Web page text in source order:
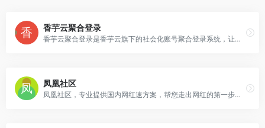
香芋云聚合登录
香芋云聚合登录是香芋云旗下的社会化账号聚合登录系统，让网站的最终用户可以一站式选择使用包括微信、微博、QQ、百度等多种社会化帐号登录该站点。简化用户注册登录过程
凤凰社区
凤凰社区，专业提供国内网红速方案，帮您走出网红的第一步，我们提供最专业的售前指导，提供最优质的售后服务，给您一个放心的平台！